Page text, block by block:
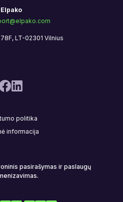
Elpako
LT-02301 Vilnius
politika
informacija
pasirašymas ir paslaugų